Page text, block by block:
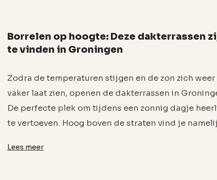
Borrelen op hoogte: Deze dakterrassen
te vinden in Groningen
Zodra de temperaturen stijgen en de zon zich weer
vaker laat zien, openen de dakterrassen in
De perfecte plek om tijdens een zonnig dagje
te vertoeven. Hoog boven de straten vind je
Lees meer